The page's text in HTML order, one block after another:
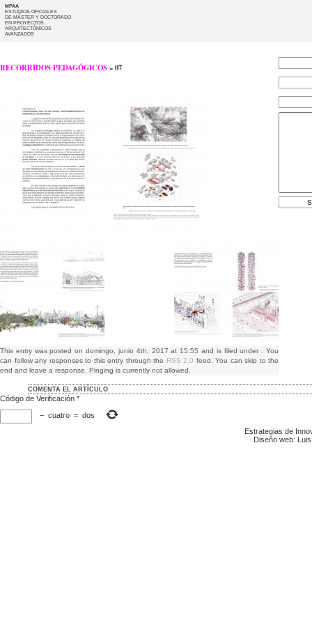
MPAA
ESTUDIOS OFICIALES
DE MÁSTER Y DOCTORADO
EN PROYECTOS
ARQUITECTÓNICOS
AVANZADOS
RECORRIDOS PEDAGÓGICOS» 07
This entry was posted on domingo, junio 4th, 2017 at 15:55 and is filed under . You
can follow any responses to this entry through the RSS 2.0 feed. You can skip to the
end and leave a response. Pinging is currently not allowed.
COMENTA EL ARTÍCULO
Código de Verificación *
− cuatro = dos
Estrategias de
Diseño web: